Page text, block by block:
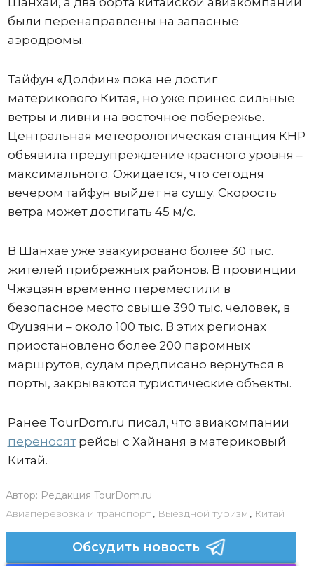
были перенаправлены на запасные
аэродромы.
Тайфун «Долфин» пока не достиг
материкового Китая, но уже принес сильные
ветры и ливни на восточное побережье.
Центральная метеорологическая станция КНР
объявила предупреждение красного уровня –
максимального. Ожидается, что сегодня
вечером тайфун выйдет на сушу. Скорость
ветра может достигать 45 м/с.
В Шанхае уже эвакуировано более 30 тыс.
жителей прибрежных районов. В провинции
Чжэцзян временно переместили в
безопасное место свыше 390 тыс. человек, в
Фуцзяни – около 100 тыс. В этих регионах
приостановлено более 200 паромных
маршрутов, судам предписано вернуться в
порты, закрываются туристические объекты.
Ранее TourDom.ru писал, что авиакомпании
переносятрейсы с Хайнаня в материковый
Китай.
Автор: Редакция TourDom.ru
Авиаперевозка и транспорт, Выездной туризм , Китай
Обсудить новость